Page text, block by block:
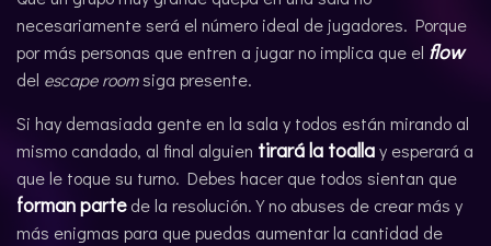
necesariamente será el número ideal de jugadores. Porque
por más personas que entren a jugar no implica que el flow
del escape roomsiga presente.
Si hay demasiada gente en la sala y todos están mirando al
mismo candado, al final alguien tirará la toallay esperará a
que le toque su turno. Debes hacer que todos sientan que
forman partede la resolución. Y no abuses de crear más y
más enigmas para que puedas aumentar la cantidad de